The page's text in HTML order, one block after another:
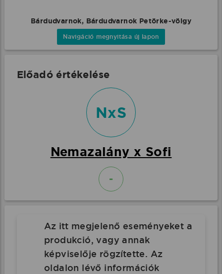
Bárdudvarnok, Bárdudvarnok Petörke-völgy
Navigáció megnyitása új lapon
Előadó értékelése
NxS
Nemazalány x Sofi
-
Az itt megjelenő eseményeket a
produkció, vagy annak
képviselője rögzítette. Az
oldalon lévő információk